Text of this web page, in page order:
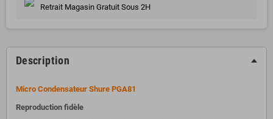
Retrait Magasin Gratuit Sous 2H
Description
Micro Condensateur Shure PGA81
Reproduction fidèle